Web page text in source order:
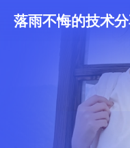
落雨不悔的技术